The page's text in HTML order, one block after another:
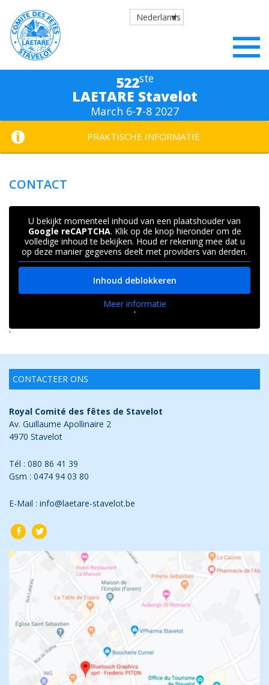
Nederlands
522ste
LAETARE Stavelot
March 6-7-8 2027
PRAKTISCHE INFORMATIE
CONTACT
U bekijkt momenteel inhoud van een plaatshouder van
Google reCAPTCHA. Klik op de knop hieronder om de
volledige inhoud te bekijken. Houd er rekening mee dat u
op deze manier gegevens deelt met providers van derden.
Inhoud deblokkeren
Meer informatie
'
'
CONTACTEER ONS
Royal Comité des fêtes de Stavelot
Av. Guillaume Apollinaire 2
4970 Stavelot
Tél : 080 86 41 39
Gsm : 0474 94 03 80
E-Mail : info@laetare-stavelot.be